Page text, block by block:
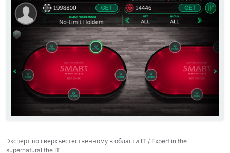
Эксперт по сверхъестественному в области IT / Expert in the
supernatural the IT